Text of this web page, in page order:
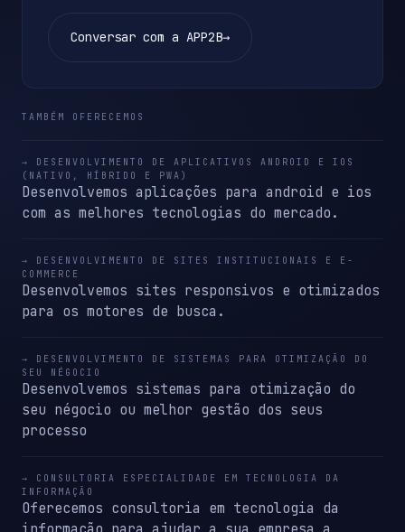
Conversar com a APP2B→
TAMBÉM OFERECEMOS
→ DESENVOLVIMENTO DE APLICATIVOS ANDROID E IOS
(NATIVO, HÍBRIDO E PWA)
Desenvolvemos aplicações para android e ios
com as melhores tecnologias do mercado.
→ DESENVOLVIMENTO DE SITES INSTITUCIONAIS E E-
COMMERCE
Desenvolvemos sites responsivos e otimizados
para os motores de busca.
→ DESENVOLVIMENTO DE SISTEMAS PARA OTIMIZAÇÃO DO
SEU NÉGOCIO
Desenvolvemos sistemas para otimização do
seu négocio ou melhor gestão dos seus
processo
→ CONSULTORIA ESPECIALIDADE EM TECNOLOGIA DA
INFORMAÇÃO
Oferecemos consultoria em tecnologia da